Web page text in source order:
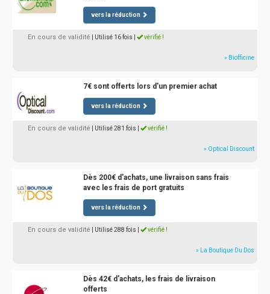
vers la réduction
En cours de validité | Utilisé 16 fois vérifié !
» Biofficine
7€ sont offerts lors d'un premier achat
vers la réduction
En cours de validité | Utilisé 281 fois vérifié !
» Optical Discount
Dès 200€ d'achats, une livraison sans frais
avec les frais de port gratuits
vers la réduction
En cours de validité | Utilisé 288 fois vérifié !
» La Boutique Du Dos
Dès 42€ d'achats, les frais de livraison
offerts